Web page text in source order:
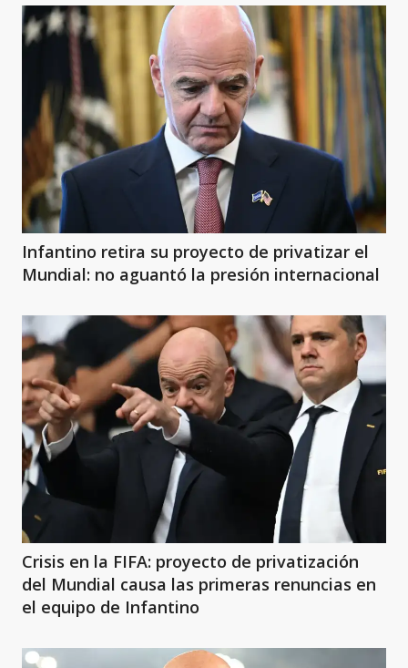
Infantino retira su proyecto de privatizar el
Mundial: no aguantó la presión internacional
Crisis en la FIFA: proyecto de privatización
del Mundial causa las primeras renuncias en
el equipo de Infantino